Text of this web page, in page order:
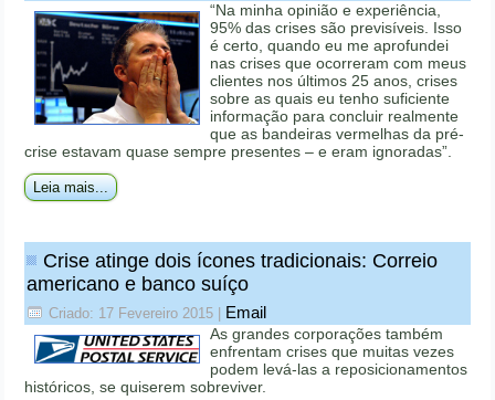
“Na minha opinião e experiência,
95% das crises são previsíveis. Isso
é certo, quando eu me aprofundei
nas crises que ocorreram com meus
clientes nos últimos 25 anos, crises
sobre as quais eu tenho suficiente
informação para concluir realmente
que as bandeiras vermelhas da pré-
crise estavam quase sempre presentes – e eram ignoradas”.
Leia mais...
Crise atinge dois ícones tradicionais: Correio
americano e banco suíço
Criado: 17 Fevereiro 2015 Email
As grandes corporações também
enfrentam crises que muitas vezes
podem levá-las a reposicionamentos
históricos, se quiserem sobreviver.